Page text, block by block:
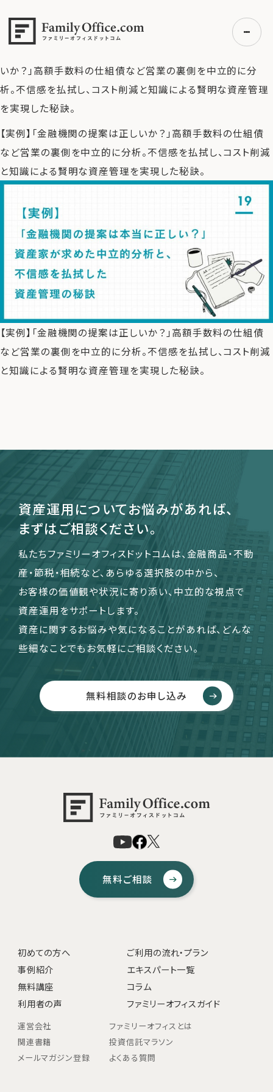
初めての方へ
事例紹介
エキスパート一覧
無料講座
コラム
利用者の声
無料ご相談 ログイン
運営会社
ファミリーオフィスとは
関連書籍
メールマガジン登録
提案は本当に正しい？」資産家が求めた中立的分析と、不信感
いか？」高額手数料の仕組債など営業の裏側を中立的に分
析。不信感を払拭し、コスト削減と知識による賢明な資産管理
を実現した秘訣。
【実例】「金融機関の提案は正しいか？」高額手数料の仕組債
など営業の裏側を中立的に分析。不信感を払拭し、コスト削減
と知識による賢明な資産管理を実現した秘訣。
【実例】「金融機関の提案は正しいか？」高額手数料の仕組債
など営業の裏側を中立的に分析。不信感を払拭し、コスト削減
と知識による賢明な資産管理を実現した秘訣。
資産運用についてお悩みがあれば、
まずはご相談ください。
私たちファミリーオフィスドットコムは、金融商品・不動
産・節税・相続など、あらゆる選択肢の中から、
お客様の価値観や状況に寄り添い、中立的な視点で
資産運用をサポートします。
資産に関するお悩みや気になることがあれば、どんな
些細なことでもお気軽にご相談ください。
無料相談のお申し込み
無料ご相談
初めての方へ
ご利用の流れ・プラン
事例紹介
エキスパート一覧
無料講座
コラム
利用者の声
ファミリーオフィスガイド
運営会社
ファミリーオフィスとは
関連書籍
投資信託マラソン
メールマガジン登録
よくある質問